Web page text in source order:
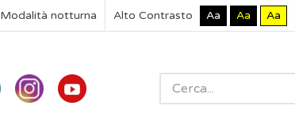
Modalità notturna Alto Contrasto Aa Aa Aa